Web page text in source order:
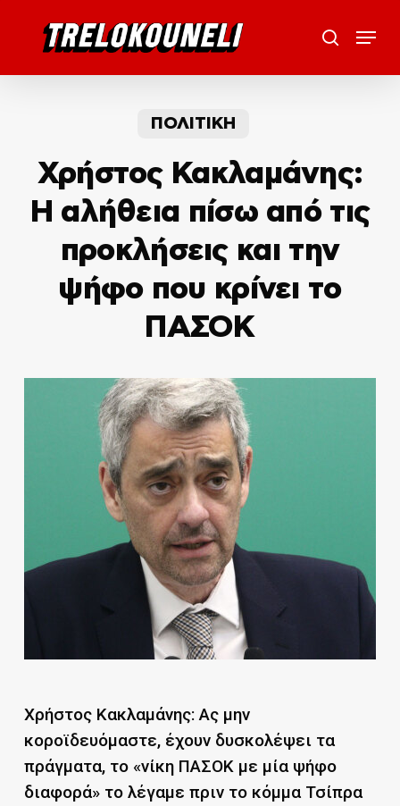
search
Menu
ΠΟΛΙΤΙΚΗ
Χρήστος Κακλαμάνης:
Η αλήθεια πίσω από τις
προκλήσεις και την
ψήφο που κρίνει το
ΠΑΣΟΚ
Χρήστος Κακλαμάνης: Ας μην
κοροϊδευόμαστε, έχουν δυσκολέψει τα
πράγματα, το «νίκη ΠΑΣΟΚ με μία ψήφο
διαφορά» το λέγαμε πριν το κόμμα Τσίπρα